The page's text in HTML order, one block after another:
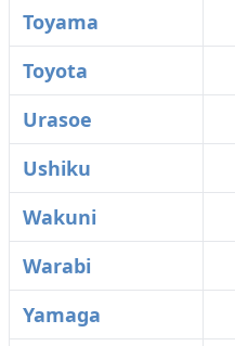
Toyama
Toyota
Urasoe
Ushiku
Wakuni
Warabi
Yamaga